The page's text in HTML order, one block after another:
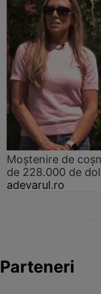
Moștenire de
de 228.000 de
adevarul.ro
Parteneri